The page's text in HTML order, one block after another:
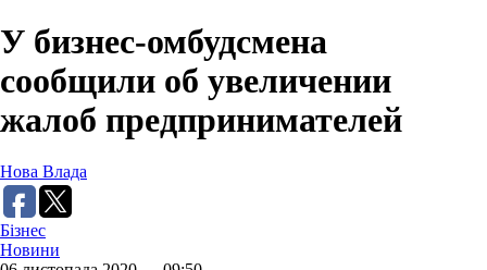
У бизнес-омбудсмена
сообщили об увеличении
жалоб предпринимателей
Нова Влада
Бізнес
Новини